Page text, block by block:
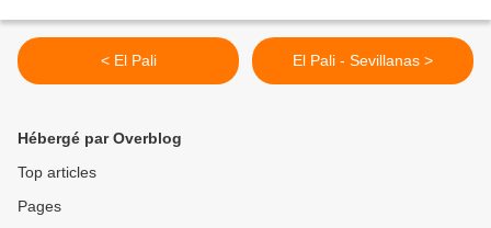
< El Pali El Pali - Sevillanas >
Hébergé par Overblog
Top articles
Pages